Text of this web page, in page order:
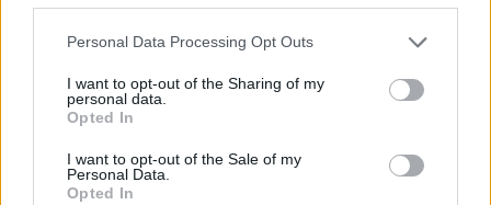
Personal Data Processing Opt Outs
I want to opt-out of the Sharing of my
personal data.
Opted In
I want to opt-out of the Sale of my
Personal Data.
Opted In
Οι Πρόεδροι των Τμημάτων Φυσικοθεραπείας
των Ανώτατων Εκπαιδευτικών Ιδρυμάτων και το
Ακαδημαϊκό προσωπικό,
σύσσωμα
καταδικάζουν τις ρυθμίσεις του Υπουργείου
Παιδείαςγια τα Κολλέγια, ζητώντας την
απόσυρσή τους και δηλώνουν ότι θα αγωνιστούν
με κάθε μέσον κατά της